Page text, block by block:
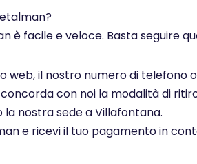
è facile e veloce. Basta seguire
il nostro numero di telefono
con noi la modalità di
nostra sede a Villafontana.
e ricevi il tuo pagamento in